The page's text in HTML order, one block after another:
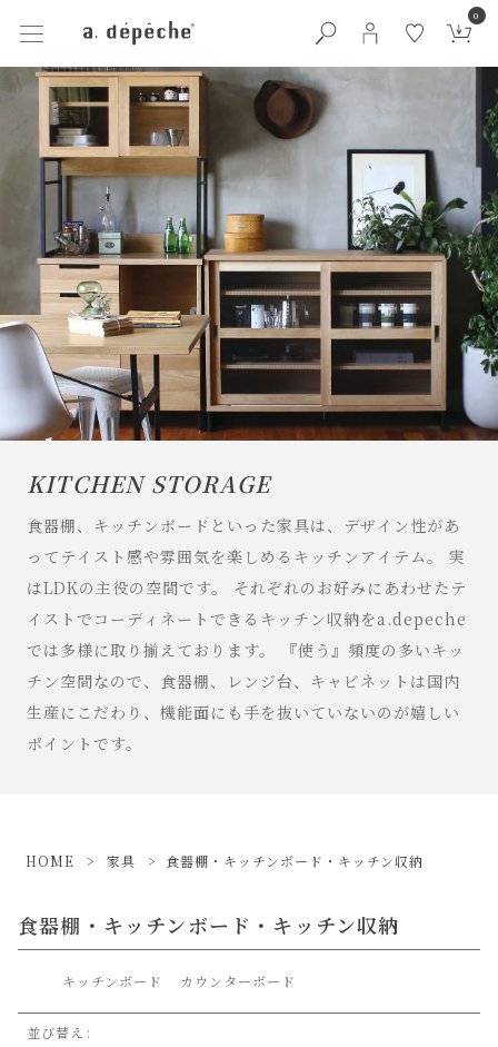
0
KITCHEN STORAGE
食器棚、キッチンボードといった家具は、デザイン性があ
ってテイスト感や雰囲気を楽しめるキッチンアイテム。 実
はLDKの主役の空間です。 それぞれのお好みにあわせたテ
イストでコーディネートできるキッチン収納をa.depeche
では多様に取り揃えております。 『使う』頻度の多いキッ
チン空間なので、食器棚、レンジ台、キャビネットは国内
生産にこだわり、機能面にも手を抜いていないのが嬉しい
ポイントです。
HOME 家具 食器棚・キッチンボード・キッチン収納
食器棚・キッチンボード・キッチン収納
キッチンボード カウンターボード
並び替え